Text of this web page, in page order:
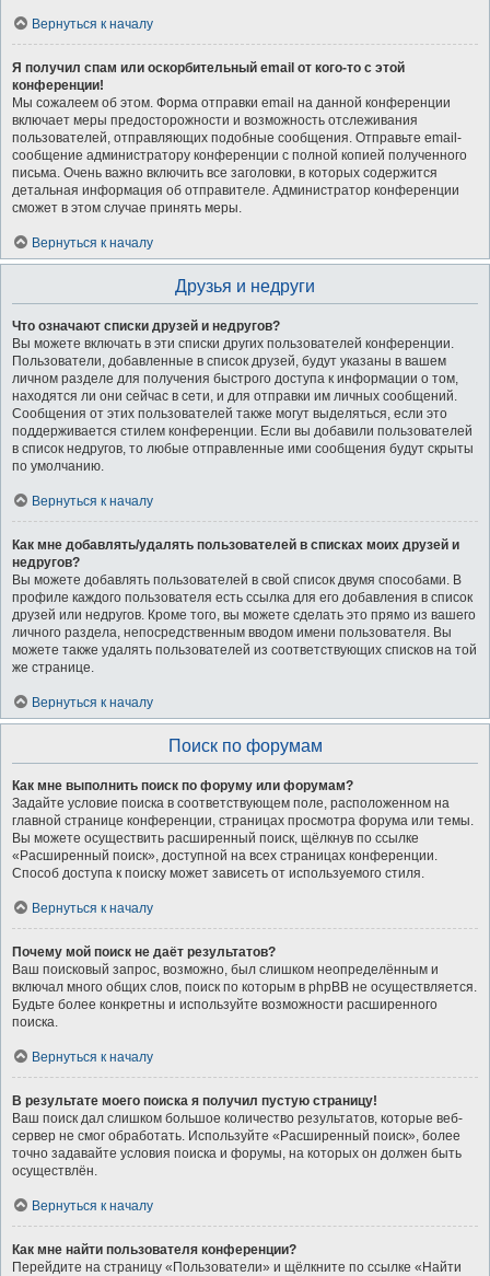
Вернуться к началу
Я получил спам или оскорбительный email от кого-то с этой
конференции!
Мы сожалеем об этом. Форма отправки email на данной конференции
включает меры предосторожности и возможность отслеживания
пользователей, отправляющих подобные сообщения. Отправьте email-
сообщение администратору конференции с полной копией полученного
письма. Очень важно включить все заголовки, в которых содержится
детальная информация об отправителе. Администратор конференции
сможет в этом случае принять меры.
Вернуться к началу
Друзья и недруги
Что означают списки друзей и недругов?
Вы можете включать в эти списки других пользователей конференции.
Пользователи, добавленные в список друзей, будут указаны в вашем
личном разделе для получения быстрого доступа к информации о том,
находятся ли они сейчас в сети, и для отправки им личных сообщений.
Сообщения от этих пользователей также могут выделяться, если это
поддерживается стилем конференции. Если вы добавили пользователей
в список недругов, то любые отправленные ими сообщения будут скрыты
по умолчанию.
Вернуться к началу
Как мне добавлять/удалять пользователей в списках моих друзей и
недругов?
Вы можете добавлять пользователей в свой список двумя способами. В
профиле каждого пользователя есть ссылка для его добавления в список
друзей или недругов. Кроме того, вы можете сделать это прямо из вашего
личного раздела, непосредственным вводом имени пользователя. Вы
можете также удалять пользователей из соответствующих списков на той
же странице.
Вернуться к началу
Поиск по форумам
Как мне выполнить поиск по форуму или форумам?
Задайте условие поиска в соответствующем поле, расположенном на
главной странице конференции, страницах просмотра форума или темы.
Вы можете осуществить расширенный поиск, щёлкнув по ссылке
«Расширенный поиск», доступной на всех страницах конференции.
Способ доступа к поиску может зависеть от используемого стиля.
Вернуться к началу
Почему мой поиск не даёт результатов?
Ваш поисковый запрос, возможно, был слишком неопределённым и
включал много общих слов, поиск по которым в phpBB не осуществляется.
Будьте более конкретны и используйте возможности расширенного
поиска.
Вернуться к началу
В результате моего поиска я получил пустую страницу!
Ваш поиск дал слишком большое количество результатов, которые веб-
сервер не смог обработать. Используйте «Расширенный поиск», более
точно задавайте условия поиска и форумы, на которых он должен быть
осуществлён.
Вернуться к началу
Как мне найти пользователя конференции?
Перейдите на страницу «Пользователи» и щёлкните по ссылке «Найти